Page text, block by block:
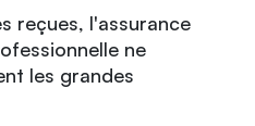
reçues, l'assurance
ne
les grandes